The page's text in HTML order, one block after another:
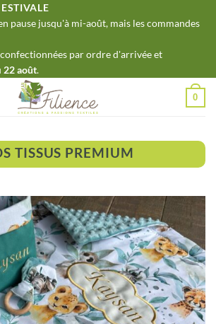
pause jusqu'à mi-août, mais les commandes
par ordre d'arrivée et
22 août.
0
TISSUS PREMIUM